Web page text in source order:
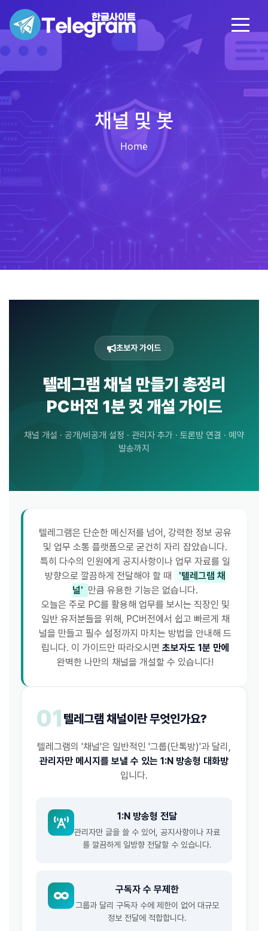
채널 및 봇
Home
초보자 가이드
텔레그램 채널 만들기 총정리
PC버전 1분 컷 개설 가이드
채널 개설 · 공개/비공개 설정 · 관리자 추가 · 토론방 연결 · 예약
발송까지
텔레그램은 단순한 메신저를 넘어, 강력한 정보 공유
및 업무 소통 플랫폼으로 굳건히 자리 잡았습니다.
특히 다수의 인원에게 공지사항이나 업무 자료를 일
방향으로 깔끔하게 전달해야 할 때
'텔레그램 채
널' 만큼 유용한 기능은 없습니다.
오늘은 주로 PC를 활용해 업무를 보시는 직장인 및
일반 유저분들을 위해, PC버전에서 쉽고 빠르게 채
널을 만들고 필수 설정까지 마치는 방법을 안내해 드
립니다. 이 가이드만 따라오시면 초보자도 1분 만에
완벽한 나만의 채널을 개설할 수 있습니다!
01 텔레그램 채널이란 무엇인가요?
텔레그램의 '채널'은 일반적인 '그룹(단톡방)'과 달리,
관리자만 메시지를 보낼 수 있는 1:N 방송형 대화방
입니다.
1:N 방송형 전달
관리자만 글을 쓸 수 있어, 공지사항이나 자료
를 깔끔하게 일방향 전달할 수 있습니다.
구독자 수 무제한
그룹과 달리 구독자 수에 제한이 없어 대규모
정보 전달에 적합합니다.